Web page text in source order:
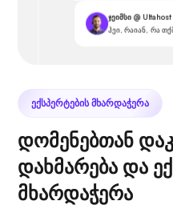
ჯეიმსი @ Ultahost
ჰეი, რაიან, რა
ᲔᲥᲡᲞᲔᲠᲢᲔᲑᲘᲡ ᲛᲮᲐᲠᲓᲐᲭᲔᲠᲐ
დომენებთან
დახმარება და
მხარდაჭერა